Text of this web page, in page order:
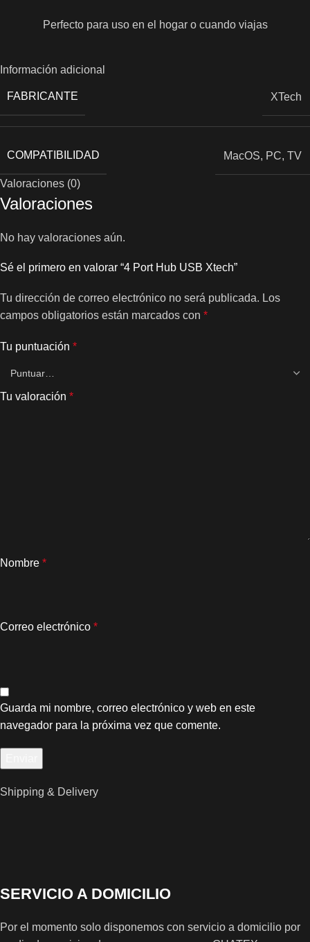
Perfecto para uso en el hogar o cuando viajas
Información adicional
FABRICANTE XTech
COMPATIBILIDAD MacOS, PC, TV
Valoraciones (0)
Valoraciones
No hay valoraciones aún.
Sé el primero en valorar “4 Port Hub USB Xtech”
Tu dirección de correo electrónico no será publicada. Los
campos obligatorios están marcados con *
Tu puntuación *
Tu valoración *
Nombre *
Correo electrónico *
Guarda mi nombre, correo electrónico y web en este
navegador para la próxima vez que comente.
Shipping & Delivery
SERVICIO A DOMICILIO
Por el momento solo disponemos con servicio a domicilio por